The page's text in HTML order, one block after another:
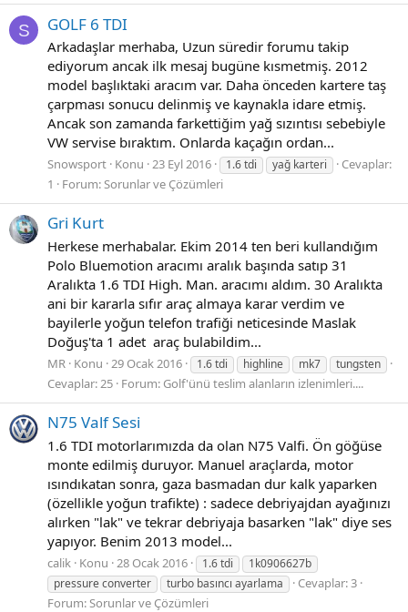
S GOLF 6 TDI
Arkadaşlar merhaba, Uzun süredir forumu takip
ediyorum ancak ilk mesaj bugüne kısmetmiş. 2012
model başlıktaki aracım var. Daha önceden kartere taş
çarpması sonucu delinmiş ve kaynakla idare etmiş.
Ancak son zamanda farkettiğim yağ sızıntısı sebebiyle
VW servise bıraktım. Onlarda kaçağın ordan...
Snowsport Konu 23 Eyl 2016 1.6 tdi yağ karteri
Cevaplar:
1
Forum:Sorunlar ve Çözümleri
Gri Kurt
Herkese merhabalar. Ekim 2014 ten beri kullandığım
Polo Bluemotion aracımı aralık başında satıp 31
Aralıkta 1.6 TDI High. Man. aracımı aldım. 30 Aralıkta
ani bir kararla sıfır araç almaya karar verdim ve
bayilerle yoğun telefon trafiği neticesinde Maslak
Doğuş'ta 1 adet araç bulabildim...
MR Konu 29 Ocak 2016 1.6 tdi highline mk7 tungsten
Cevaplar: 25 Forum: Golf'ünü teslim alanların izlenimleri....
N75 Valf Sesi
1.6 TDI motorlarımızda da olan N75 Valfi. Ön göğüse
monte edilmiş duruyor. Manuel araçlarda, motor
ısındıkatan sonra, gaza basmadan dur kalk yaparken
(özellikle yoğun trafikte) : sadece debriyajdan ayağınızı
alırken "lak" ve tekrar debriyaja basarken "lak" diye ses
yapıyor. Benim 2013 model...
calik Konu 28 Ocak 2016 1.6 tdi
1k0906627b
pressure converter
turbo basıncı ayarlama
Cevaplar: 3
Forum:Sorunlar ve Çözümleri